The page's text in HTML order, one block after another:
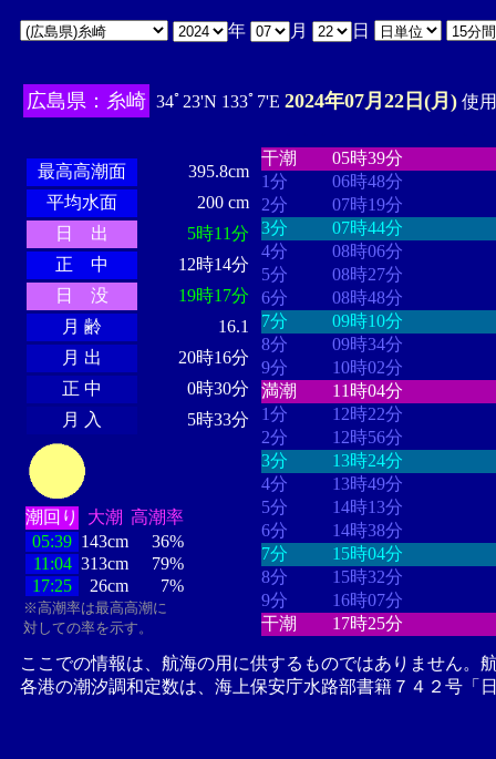
年 月 日
広島県：糸崎 34ﾟ23'N 133ﾟ7'E 2024年07月22日(月) 使
最高高潮面
395.8cm
平均水面
200 cm
日 出
5時11分
正 中
12時14分
日 没
19時17分
月 齢
16.1
月 出
20時16分
正 中
0時30分
月 入
5時33分
潮回り 大潮 高潮率
05:39 143cm
36%
11:04 313cm
79%
17:25
26cm 7%
※高潮率は最高高潮に
対しての率を示す。
干潮
05時39分
1分
06時48分
2分
07時19分
3分
07時44分
4分
08時06分
5分
08時27分
6分
08時48分
7分
09時10分
8分
09時34分
9分
10時02分
満潮
11時04分
1分
12時22分
2分
12時56分
3分
13時24分
4分
13時49分
5分
14時13分
6分
14時38分
7分
15時04分
8分
15時32分
9分
16時07分
干潮
17時25分
ここでの情報は、航海の用に供するものではありません。
各港の潮汐調和定数は、海上保安庁水路部書籍７４２号「